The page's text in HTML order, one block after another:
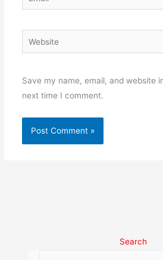
Website
Save my name, email, and website
next time I comment.
Search